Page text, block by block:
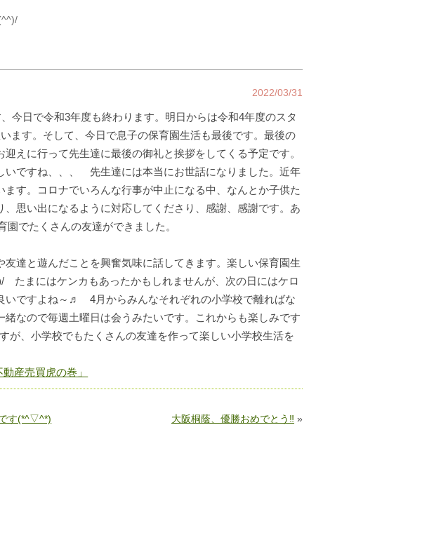
2022/03/31
今日で令和3年度も終わります。明日からは令和4年度のスタ
ます。そして、今日で息子の保育園生活も最後です。最後の
えに行って先生達に最後の御礼と挨拶をしてくる予定です。
いですね、、、 先生達には本当にお世話になりました。近年
す。コロナでいろんな行事が中止になる中、なんとか子供た
思い出になるように対応してくださり、感謝、感謝です。あ
でたくさんの友達ができました。
達と遊んだことを興奮気味に話してきます。楽しい保育園生
たまにはケンカもあったかもしれませんが、次の日にはケロ
いですよね～♬ 4月からみんなそれぞれの小学校で離ればな
なので毎週土曜日は会うみたいです。これからも楽しみです
、小学校でもたくさんの友達を作って楽しい小学校生活を
動産売買虎の巻」
す(*^▽^*) 大阪桐蔭、優勝おめでとう‼ »